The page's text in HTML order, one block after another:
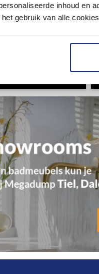
inhoud en
gebruik van alle